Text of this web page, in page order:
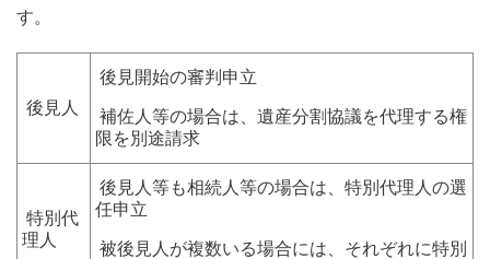
す。
後見人
後見開始の審判申立
補佐人等の場合は、遺産分割協議を代理する権
限を別途請求
特別代
理人
後見人等も相続人等の場合は、特別代理人の選
任申立
被後見人が複数いる場合には、それぞれに特別